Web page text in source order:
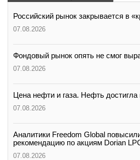
Российский рынок закрывается в
07.08.2026
Фондовый рынок опять не смог
07.08.2026
Цена нефти и газа. Нефть достигла
07.08.2026
Аналитики Freedom Global
рекомендацию по акциям Dorian
07.08.2026